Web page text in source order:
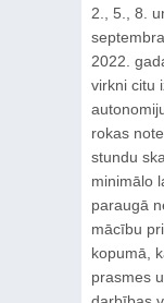
2., 5., 8.
2022.
virkni citu
rokas
stundu
minimālo
paraugā
mācību
kopumā,
prasmes